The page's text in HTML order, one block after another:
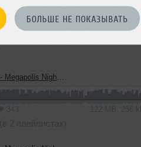
БОЛЬШЕ НЕ ПОКАЗЫВАТЬ
Night 14.07.2026
Night 07.07.2026